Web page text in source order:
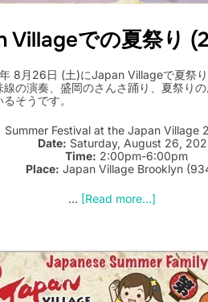
Villageでの夏祭り
8月26日 (土)にJapan Villageで夏祭
線の演奏、盛岡のさんさ踊り、夏祭り
そうです。
Summer Festival at the Japan Village
Date: Saturday, August 26,
Time: 2:00pm-6:00pm
Place: Japan Village Brooklyn
… [Read more...]